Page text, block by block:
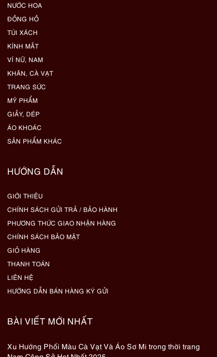
NƯỚC HOA
ĐỒNG HỒ
TÚI XÁCH
KÍNH MẮT
VÍ NỮ, NAM
KHĂN, CÀ VẠT
TRANG SỨC
MỸ PHẨM
GIẦY, DÉP
ÁO KHOÁC
SẢN PHẨM KHÁC
HƯỚNG DẪN
GIỚI THIỆU
CHÍNH SÁCH GỬI TRẢ / BẢO HÀNH
PHƯƠNG THỨC GIAO NHẬN HÀNG
CHÍNH SÁCH BẢO MẬT
GIỎ HÀNG
THANH TOÁN
LIÊN HỆ
HƯỚNG DẪN BÁN HÀNG KÝ GỬI
BÀI VIẾT MỚI NHẤT
Xu Hướng Phối Màu Cà Vạt Và Áo Sơ Mi trong thời trang